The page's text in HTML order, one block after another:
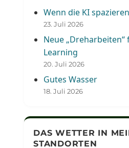
Wenn die KI
23. Juli 2026
Neue
Learning
20. Juli 2026
Gutes Wasser
18. Juli 2026
DAS WETTER IN
STANDORTEN